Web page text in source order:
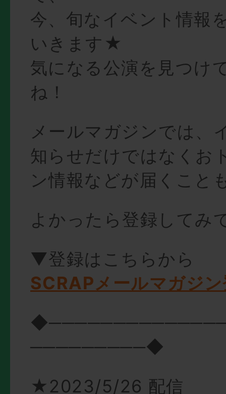
今、旬なイベント情報
いきます★
気になる公演を見つけ
ね！
メールマガジンでは、
知らせだけではなくお
ン情報などが届くこと
よかったら登録してみ
▼登録はこちらから
SCRAPメールマガジ
─────────◆
★2023/5/26 配信